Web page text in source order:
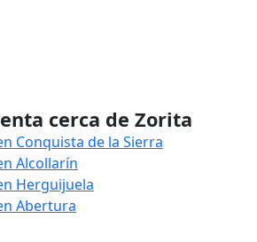
cerca de Zorita
Conquista de la Sierra
Alcollarín
Herguijuela
Abertura